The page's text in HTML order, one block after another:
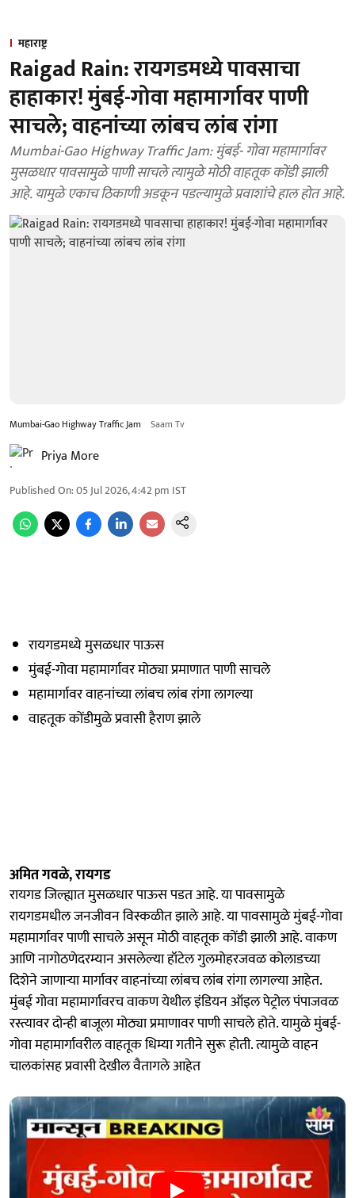
महाराष्ट्र
Raigad Rain: रायगडमध्ये पावसाचा
हाहाकार! मुंबई-गोवा महामार्गावर पाणी
साचले; वाहनांच्या लांबच लांब रांगा
Mumbai-Gao Highway Traffic Jam: मुंबई- गोवा महामार्गावर
मुसळधार पावसामुळे पाणी साचले त्यामुळे मोठी वाहतूक कोंडी झाली
आहे. यामुळे एकाच ठिकाणी अडकून पडल्यामुळे प्रवाशांचे हाल होत आहे.
Mumbai-Gao Highway Traffic Jam Saam Tv
Priya More
Published On:05 Jul 2026, 4:42 pm IST
रायगडमध्ये मुसळधार पाऊस
मुंबई-गोवा महामार्गावर मोठ्या प्रमाणात पाणी साचले
महामार्गावर वाहनांच्या लांबच लांब रांगा लागल्या
वाहतूक कोंडीमुळे प्रवासी हैराण झाले
अमित गवळे, रायगड
रायगड जिल्ह्यात मुसळधार पाऊस पडत आहे. या पावसामुळे
रायगडमधील जनजीवन विस्कळीत झाले आहे. या पावसामुळे मुंबई-गोवा
महामार्गावर पाणी साचले असून मोठी वाहतूक कोंडी झाली आहे. वाकण
आणि नागोठणेदरम्यान असलेल्या हॉटेल गुलमोहरजवळ कोलाडच्या
दिशेने जाणाऱ्या मार्गावर वाहनांच्या लांबच लांब रांगा लागल्या आहेत.
मुंबई गोवा महामार्गावरच वाकण येथील इंडियन ऑइल पेट्रोल पंपाजवळ
रस्त्यावर दोन्ही बाजूला मोठ्या प्रमाणावर पाणी साचले होते. यामुळे मुंबई-
गोवा महामार्गावरील वाहतूक धिम्या गतीने सुरू होती. त्यामुळे वाहन
चालकांसह प्रवासी देखील वैतागले आहेत